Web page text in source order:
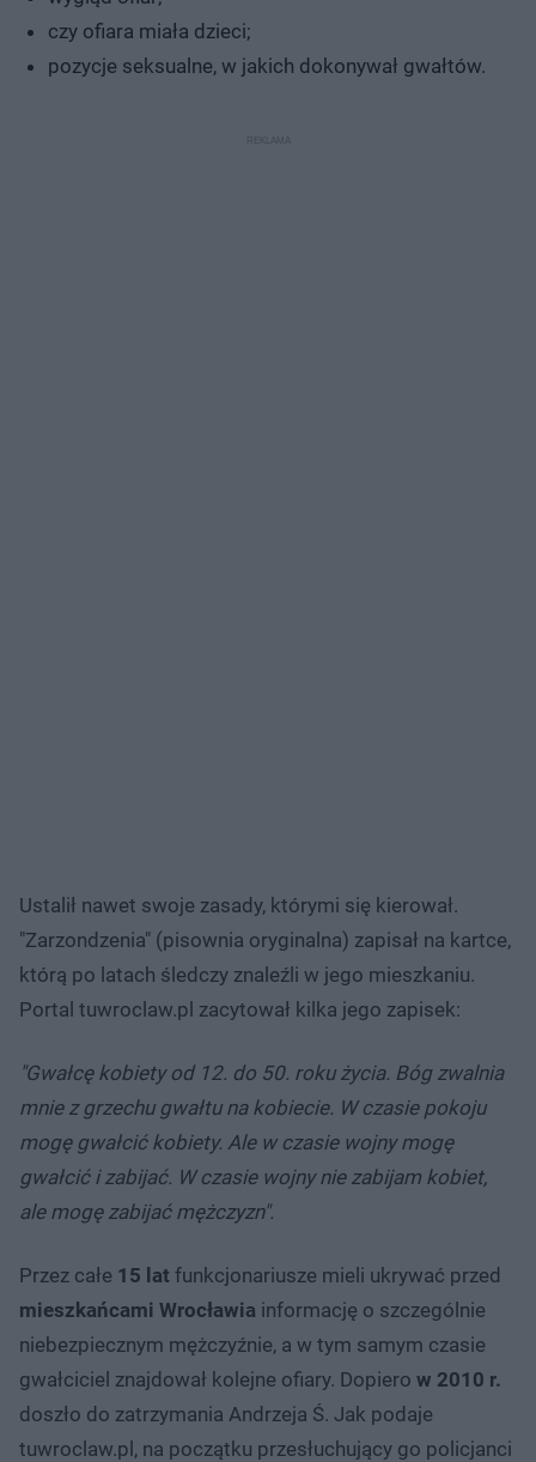
czy ofiara miała dzieci;
pozycje seksualne, w jakich dokonywał gwałtów.
Ustalił nawet swoje zasady, którymi się kierował.
"Zarzondzenia" (pisownia oryginalna) zapisał na kartce,
którą po latach śledczy znaleźli w jego mieszkaniu.
Portal tuwroclaw.pl zacytował kilka jego zapisek:
"Gwałcę kobiety od 12. do 50. roku życia. Bóg zwalnia
mnie z grzechu gwałtu na kobiecie. W czasie pokoju
mogę gwałcić kobiety. Ale w czasie wojny mogę
gwałcić i zabijać. W czasie wojny nie zabijam kobiet,
ale mogę zabijać mężczyzn".
Przez całe 15 lat funkcjonariusze mieli ukrywać przed
mieszkańcami Wrocławia informację o szczególnie
niebezpiecznym mężczyźnie, a w tym samym czasie
gwałciciel znajdował kolejne ofiary. Dopiero w 2010 r.
doszło do zatrzymania Andrzeja Ś. Jak podaje
tuwroclaw.pl, na początku przesłuchujący go policjanci